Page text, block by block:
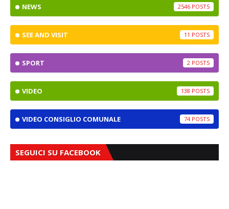
NEWS 2546
SEE AND VISIT 11
SPORT 2
VIDEO 138
VIDEO CONSIGLIO COMUNALE 74
SEGUICI SU FACEBOOK